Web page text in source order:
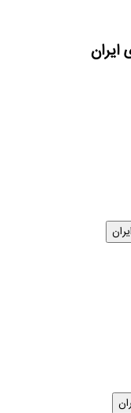
ایران